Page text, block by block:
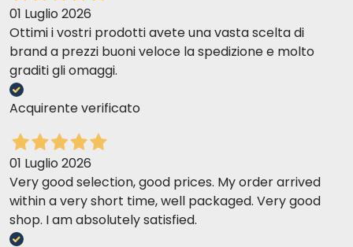
LACHS Zusammensetzung
Analytische
Zusammensetzung
Richtige Tagesration
01 Luglio 2026
Ottimi i vostri prodotti avete una vasta scelta di
brand a prezzi buoni veloce la spedizione e molto
graditi gli omaggi.
Acquirente verificato
01 Luglio 2026
Very good selection, good prices. My order arrived
within a very short time, well packaged. Very good
shop. I am absolutely satisfied.